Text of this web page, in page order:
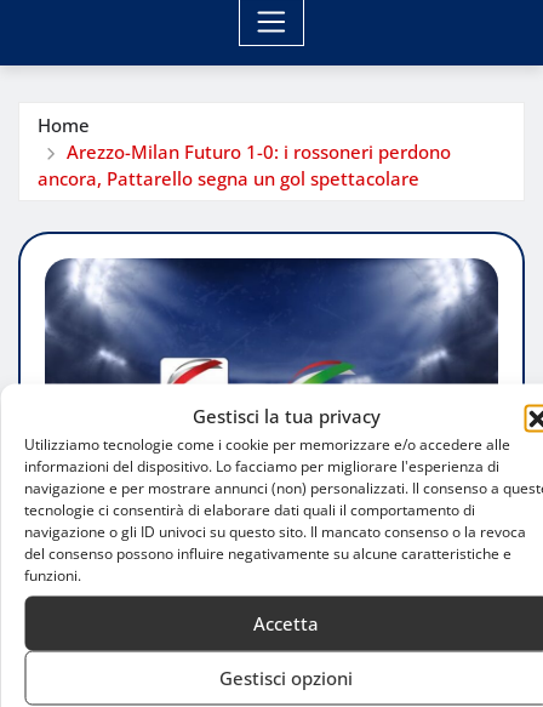
Gestisci la tua privacy
Utilizziamo tecnologie come i cookie per memorizzare e/o accedere alle
informazioni del dispositivo. Lo facciamo per migliorare l'esperienza di
navigazione e per mostrare annunci (non) personalizzati. Il consenso a
tecnologie ci consentirà di elaborare dati quali il comportamento di
navigazione o gli ID univoci su questo sito. Il mancato consenso o la revoca
del consenso possono influire negativamente su alcune caratteristiche e
funzioni.
Accetta
Gestisci opzioni
Home
Arezzo-Milan Futuro 1-0: i rossoneri perdono
ancora, Pattarello segna un gol spettacolare
ATTUALITÀ
Arezzo-Milan Futuro 1-0: i rossoneri
perdono ancora, Pattarello segna un gol